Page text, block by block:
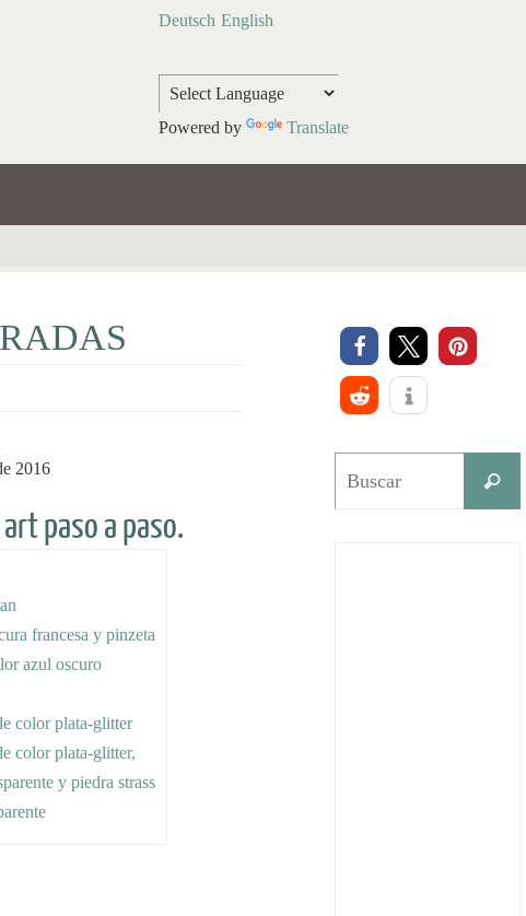
Deutsch English
Powered by Translate
2016
paso a paso.
francesa y pinzeta
azul oscuro
color plata-glitter
color plata-glitter,
y piedra strass